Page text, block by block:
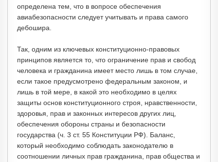
определена тем, что в вопросе обеспечения
авиабезопасности следует учитывать и права самого
дебошира.
Так, одним из ключевых конституционно-правовых
принципов является то, что ограничение прав и свобод
человека и гражданина имеет место лишь в том случае,
если такое предусмотрено федеральным законом, и
лишь в той мере, в какой это необходимо в целях
защиты основ конституционного строя, нравственности,
здоровья, прав и законных интересов других лиц,
обеспечения обороны страны и безопасности
государства (ч. 3 ст. 55 Конституции РФ). Баланс,
который необходимо соблюдать законодателю в
соотношении личных прав гражданина, прав общества и